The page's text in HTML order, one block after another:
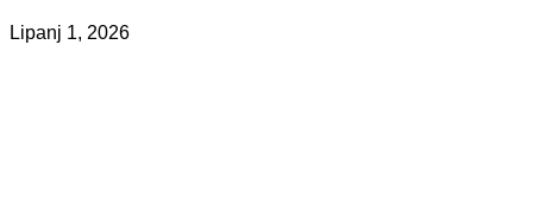
Lipanj 1, 2026